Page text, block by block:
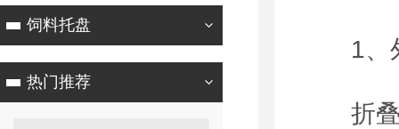
饲料托盘
热门推荐
1、外
折叠式